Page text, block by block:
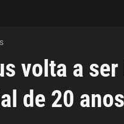
volta a
de 20